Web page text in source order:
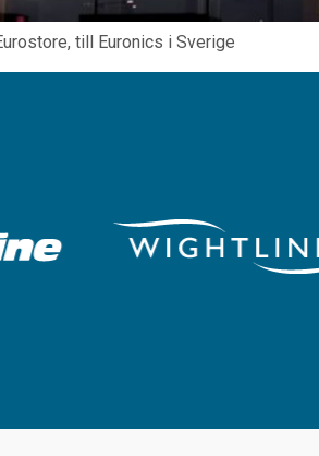
till Euronics i Sverige